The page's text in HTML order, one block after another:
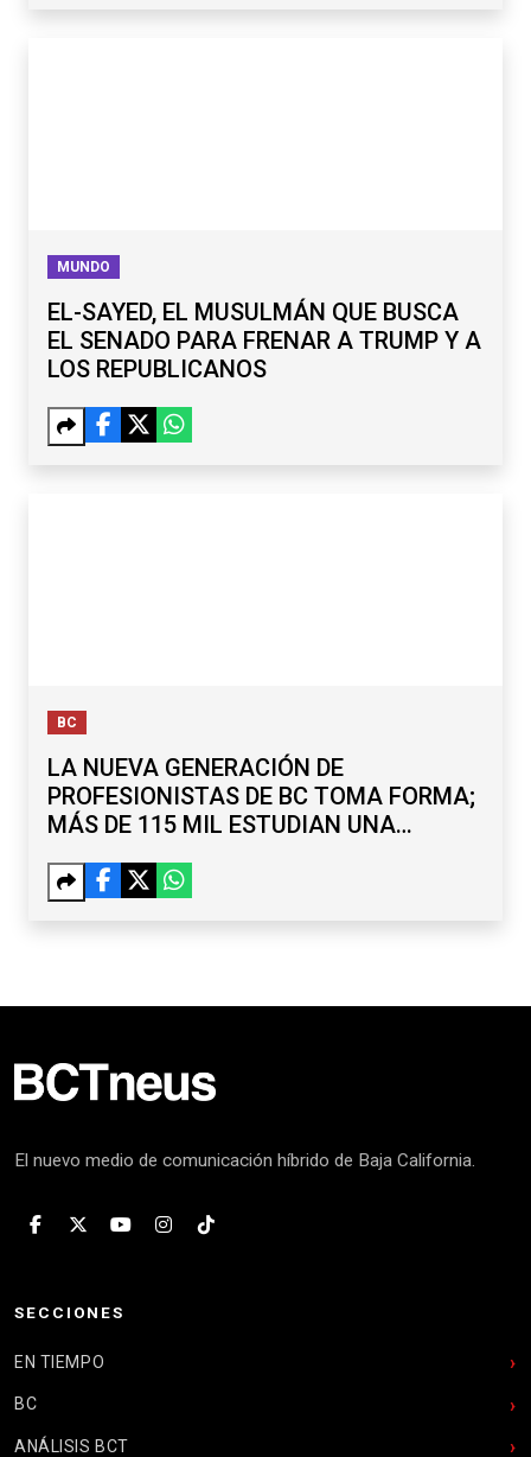
MUNDO
EL-SAYED, EL MUSULMÁN QUE BUSCA
EL SENADO PARA FRENAR A TRUMP Y A
LOS REPUBLICANOS
BC
LA NUEVA GENERACIÓN DE
PROFESIONISTAS DE BC TOMA FORMA;
MÁS DE 115 MIL ESTUDIAN UNA
El nuevo medio de comunicación híbrido de Baja California.
SECCIONES
EN TIEMPO
BC
ANÁLISIS BCT